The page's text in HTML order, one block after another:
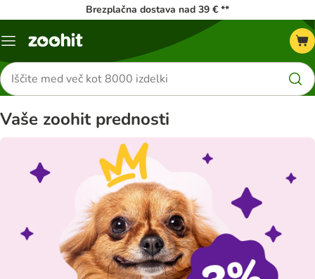
Brezplačna dostava nad 39 € **
Meni
Iskanje
izdelkov
Vaše zoohit prednosti